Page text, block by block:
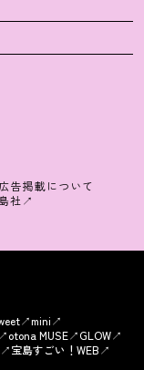
広告掲載について
社
mini
otona MUSE
GLOW
宝島すごい！WEB